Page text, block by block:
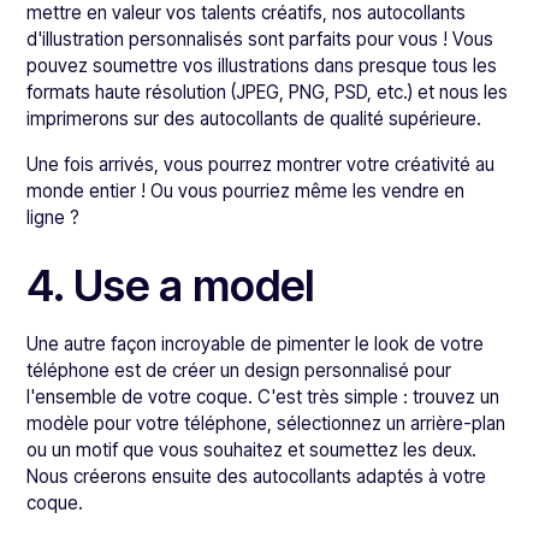
mettre en valeur vos talents créatifs, nos autocollants
d'illustration personnalisés sont parfaits pour vous ! Vous
pouvez soumettre vos illustrations dans presque tous les
formats haute résolution (JPEG, PNG, PSD, etc.) et nous les
imprimerons sur des autocollants de qualité supérieure.
Une fois arrivés, vous pourrez montrer votre créativité au
monde entier ! Ou vous pourriez même les vendre en
ligne ?
4. Use a model
Une autre façon incroyable de pimenter le look de votre
téléphone est de créer un design personnalisé pour
l'ensemble de votre coque. C'est très simple : trouvez un
modèle pour votre téléphone, sélectionnez un arrière-plan
ou un motif que vous souhaitez et soumettez les deux.
Nous créerons ensuite des autocollants adaptés à votre
coque.